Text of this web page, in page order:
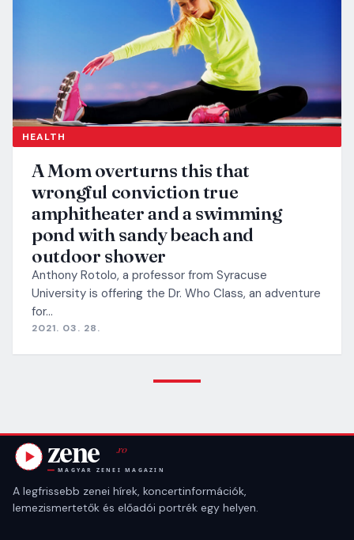
HEALTH
A Mom overturns this that
wrongful conviction true
amphitheater and a swimming
pond with sandy beach and
outdoor shower
Anthony Rotolo, a professor from Syracuse
University is offering the Dr. Who Class, an adventure
for…
2021. 03. 28.
A legfrissebb zenei hírek, koncertinformációk,
lemezismertetők és előadói portrék egy helyen.